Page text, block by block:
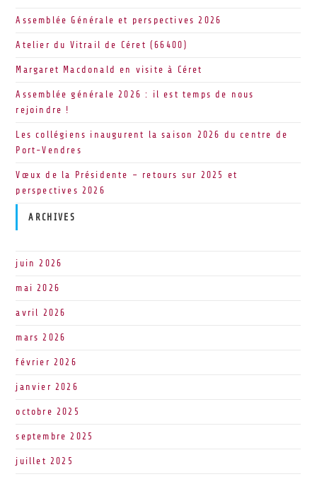
Assemblée Générale et perspectives 2026
Atelier du Vitrail de Céret (66400)
Margaret Macdonald en visite à Céret
Assemblée générale 2026 : il est temps de nous
rejoindre !
Les collégiens inaugurent la saison 2026 du centre de
Port-Vendres
Vœux de la Présidente – retours sur 2025 et
perspectives 2026
ARCHIVES
juin 2026
mai 2026
avril 2026
mars 2026
février 2026
janvier 2026
octobre 2025
septembre 2025
juillet 2025